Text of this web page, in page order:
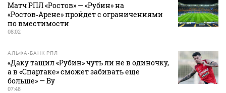
Матч РПЛ «Ростов» — «Рубин» на
«Ростов‑Арене» пройдет с ограничениями
по вместимости
08:02
АЛЬФА-БАНК РПЛ
«Даку тащил «Рубин» чуть ли не в одиночку,
а в «Спартаке» сможет забивать еще
больше» — Ву
07:48